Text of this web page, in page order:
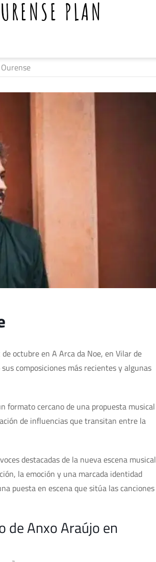
PLAN
octubre en A Arca da Noe, en Vilar de
composiciones más recientes y algunas
formato cercano de una propuesta musical
de influencias que transitan entre la
destacadas de la nueva escena musical
la emoción y una marcada identidad
puesta en escena que sitúa las canciones
de Anxo Araújo en